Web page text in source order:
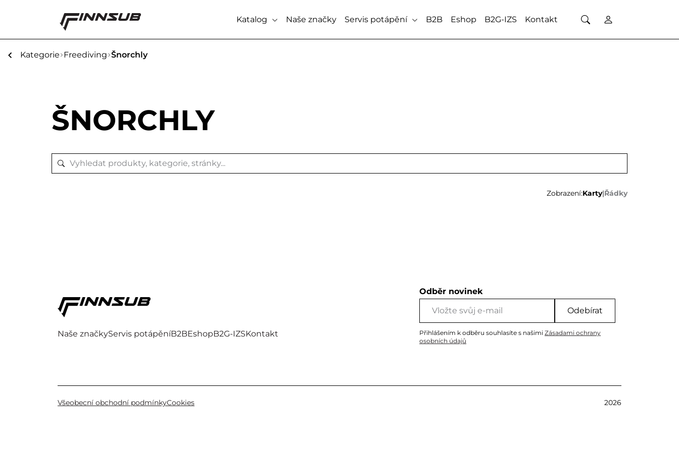
Katalog Naše značky Servis potápění B2B Eshop B2G-IZS Kontakt
Kategorie Freediving Šnorchly
ŠNORCHLY
Zobrazení:Karty|Řádky
Naše značkyServis potápěníB2BEshopB2G-IZSKontakt
Odběr novinek
Odebírat
Přihlášením k odběru souhlasíte s našimi Zásadami ochrany
osobních údajů
Všeobecní obchodní podmínkyCookies 2026